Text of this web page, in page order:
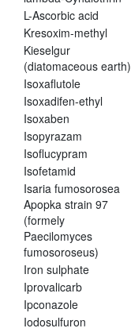
L-Ascorbic acid
Kresoxim-methyl
Kieselgur
(diatomaceous earth)
Isoxaflutole
Isoxadifen-ethyl
Isoxaben
Isopyrazam
Isoflucypram
Isofetamid
Isaria fumosorosea
Apopka strain 97
(formely
Paecilomyces
fumosoroseus)
Iron sulphate
Iprovalicarb
Ipconazole
Iodosulfuron